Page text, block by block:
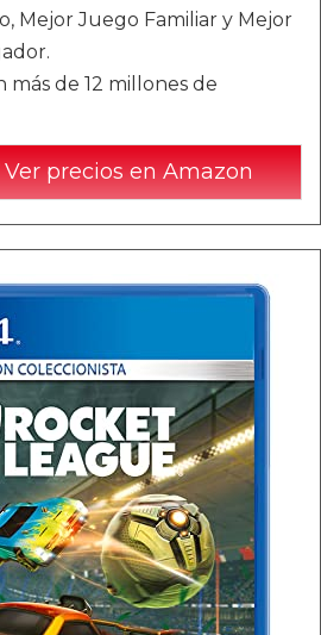
Mejor Juego Familiar y Mejor
más de 12 millones de
Ver precios en Amazon